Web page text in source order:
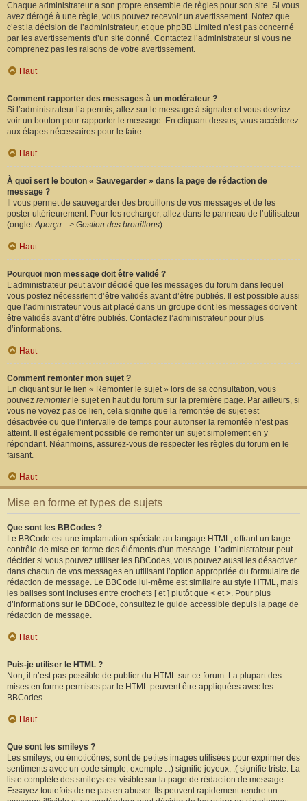
Chaque administrateur a son propre ensemble de règles pour son site. Si vous
avez dérogé à une règle, vous pouvez recevoir un avertissement. Notez que
c’est la décision de l’administrateur, et que phpBB Limited n’est pas concerné
par les avertissements d’un site donné. Contactez l’administrateur si vous ne
comprenez pas les raisons de votre avertissement.
Haut
Comment rapporter des messages à un modérateur ?
Si l’administrateur l’a permis, allez sur le message à signaler et vous devriez
voir un bouton pour rapporter le message. En cliquant dessus, vous accéderez
aux étapes nécessaires pour le faire.
Haut
À quoi sert le bouton « Sauvegarder » dans la page de rédaction de
message ?
Il vous permet de sauvegarder des brouillons de vos messages et de les
poster ultérieurement. Pour les recharger, allez dans le panneau de l’utilisateur
(ongletAperçu --> Gestion des brouillons).
Haut
Pourquoi mon message doit être validé ?
L’administrateur peut avoir décidé que les messages du forum dans lequel
vous postez nécessitent d’être validés avant d’être publiés. Il est possible aussi
que l’administrateur vous ait placé dans un groupe dont les messages doivent
être validés avant d’être publiés. Contactez l’administrateur pour plus
d’informations.
Haut
Comment remonter mon sujet ?
En cliquant sur le lien « Remonter le sujet » lors de sa consultation, vous
pouvez remonterle sujet en haut du forum sur la première page. Par ailleurs, si
vous ne voyez pas ce lien, cela signifie que la remontée de sujet est
désactivée ou que l’intervalle de temps pour autoriser la remontée n’est pas
atteint. Il est également possible de remonter un sujet simplement en y
répondant. Néanmoins, assurez-vous de respecter les règles du forum en le
faisant.
Haut
Mise en forme et types de sujets
Que sont les BBCodes ?
Le BBCode est une implantation spéciale au langage HTML, offrant un large
contrôle de mise en forme des éléments d’un message. L’administrateur peut
décider si vous pouvez utiliser les BBCodes, vous pouvez aussi les désactiver
dans chacun de vos messages en utilisant l’option appropriée du formulaire de
rédaction de message. Le BBCode lui-même est similaire au style HTML, mais
les balises sont incluses entre crochets [ et ] plutôt que < et >. Pour plus
d’informations sur le BBCode, consultez le guide accessible depuis la page de
rédaction de message.
Haut
Puis-je utiliser le HTML ?
Non, il n’est pas possible de publier du HTML sur ce forum. La plupart des
mises en forme permises par le HTML peuvent être appliquées avec les
BBCodes.
Haut
Que sont les smileys ?
Les smileys, ou émoticônes, sont de petites images utilisées pour exprimer des
sentiments avec un code simple, exemple : :) signifie joyeux, :( signifie triste. La
liste complète des smileys est visible sur la page de rédaction de message.
Essayez toutefois de ne pas en abuser. Ils peuvent rapidement rendre un